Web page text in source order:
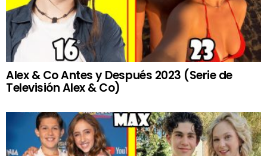
Alex & Co Antes y Después 2023 (Serie de
Televisión Alex & Co)